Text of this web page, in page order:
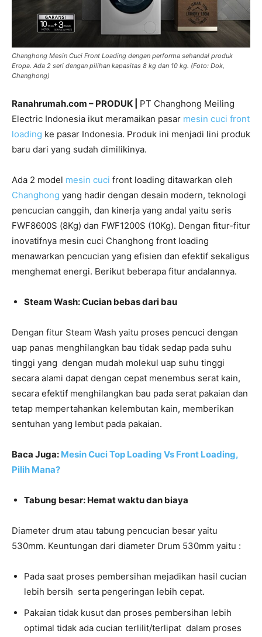
Changhong Mesin Cuci Front Loading dengan performa sehandal produk
Eropa. Ada 2 seri dengan pilihan kapasitas 8 kg dan 10 kg. (Foto: Dok,
Changhong)
Ranahrumah.com – PRODUK | PT Changhong Meiling
Electric Indonesia ikut meramaikan pasar mesin cuci front
loading ke pasar Indonesia. Produk ini menjadi lini produk
baru dari yang sudah dimilikinya.
Ada 2 model mesin cuci front loading ditawarkan oleh
Changhong yang hadir dengan desain modern, teknologi
pencucian canggih, dan kinerja yang andal yaitu seris
FWF8600S (8Kg) dan FWF1200S (10Kg). Dengan fitur-fitur
inovatifnya mesin cuci Changhong front loading
menawarkan pencucian yang efisien dan efektif sekaligus
menghemat energi. Berikut beberapa fitur andalannya.
Steam Wash: Cucian bebas dari bau
Dengan fitur Steam Wash yaitu proses pencuci dengan
uap panas menghilangkan bau tidak sedap pada suhu
tinggi yang dengan mudah molekul uap suhu tinggi
secara alami dapat dengan cepat menembus serat kain,
secara efektif menghilangkan bau pada serat pakaian dan
tetap mempertahankan kelembutan kain, memberikan
sentuhan yang lembut pada pakaian.
Baca Juga: Mesin Cuci Top Loading Vs Front Loading,
Pilih Mana?
Tabung besar: Hemat waktu dan biaya
Diameter drum atau tabung pencucian besar yaitu
530mm. Keuntungan dari diameter Drum 530mm yaitu :
Pada saat proses pembersihan mejadikan hasil cucian
lebih bersih serta pengeringan lebih cepat.
Pakaian tidak kusut dan proses pembersihan lebih
optimal tidak ada cucian terlilit/terlipat dalam proses